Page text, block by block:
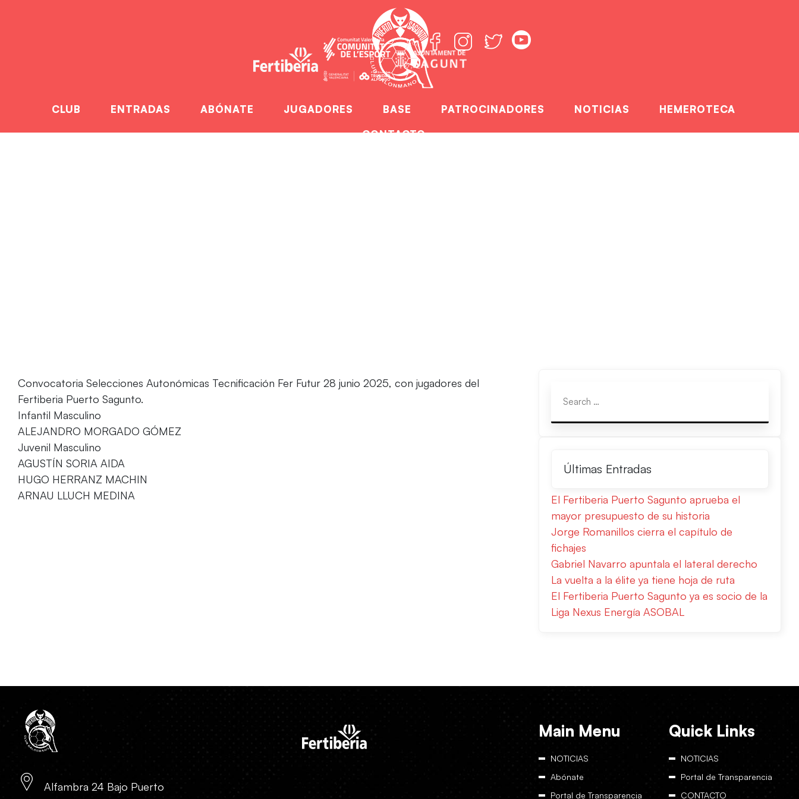
CLUB ENTRADAS ABÓNATE JUGADORES BASE PATROCINADORES NOTICIAS
HEMEROTECA
CONTACTO
Convocatoria Selecciones Autonómicas Tecnificación Fer Futur 28 junio 2025, con jugadores del
Fertiberia Puerto Sagunto.
Infantil Masculino
ALEJANDRO MORGADO GÓMEZ
Juvenil Masculino
AGUSTÍN SORIA AIDA
HUGO HERRANZ MACHIN
ARNAU LLUCH MEDINA
Últimas Entradas
El Fertiberia Puerto Sagunto aprueba el
mayor presupuesto de su historia
Jorge Romanillos cierra el capítulo de
fichajes
Gabriel Navarro apuntala el lateral derecho
La vuelta a la élite ya tiene hoja de ruta
El Fertiberia Puerto Sagunto ya es socio de la
Liga Nexus Energía ASOBAL
Alfambra 24 Bajo Puerto
Main Menu
NOTICIAS
Abónate
Portal de Transparencia
Quick Links
NOTICIAS
Portal de Transparencia
CONTACTO